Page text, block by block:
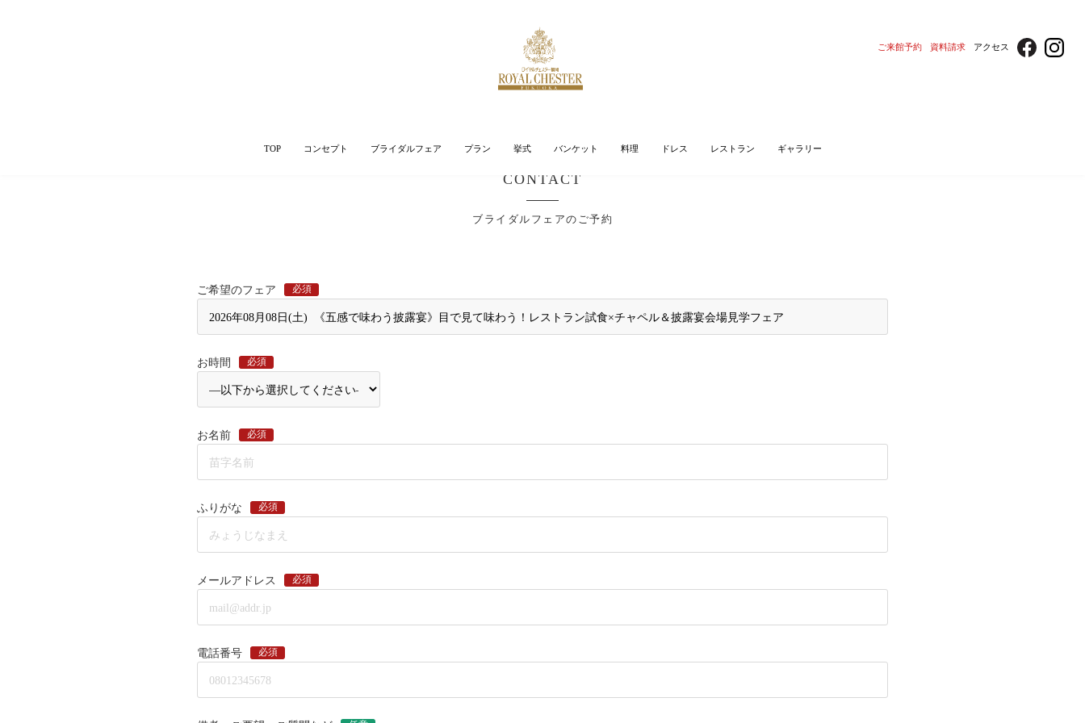
ご来館予約 資料請求 アクセス
TOP コンセプト ブライダルフェア プラン 挙式 バンケット 料理 ドレス レストラン ギャラリー
CONTACT
ブライダルフェアのご予約
ご希望のフェア 必須
お時間 必須
お名前 必須
ふりがな 必須
メールアドレス 必須
電話番号 必須